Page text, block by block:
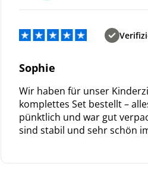
Sophie
Wir haben für unser
komplettes Set bestellt –
pünktlich und war gut
sind stabil und sehr schön